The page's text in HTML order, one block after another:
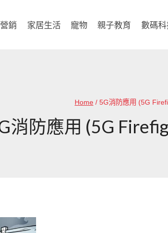
銷 家居生活 寵物 親子教育 數碼科
Home / 5G消防應用 (5G
消防應用 (5G